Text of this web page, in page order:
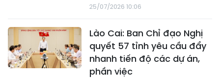
25/07/2026 10:06
Lào Cai: Ban Chỉ đạo Nghị
quyết 57 tỉnh yêu cầu đẩy
nhanh tiến độ các dự án,
phần việc